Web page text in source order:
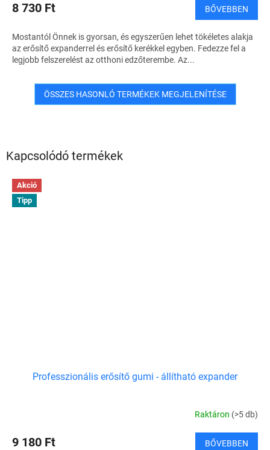
Kapcsolódó termékek
Akció
Tipp
Professzionális erősítő gumi - állítható expander
Raktáron (>5 db)
9 180 Ft BŐVEBBEN
8 730 Ft BŐVEBBEN
Mostantól Önnek is gyorsan, és egyszerűen lehet tökéletes alakja
az erősítő expanderrel és erősítő kerékkel egyben. Fedezze fel a
legjobb felszerelést az otthoni edzőterembe. Az...
ÖSSZES HASONLÓ TERMÉKEK MEGJELENÍTÉSE